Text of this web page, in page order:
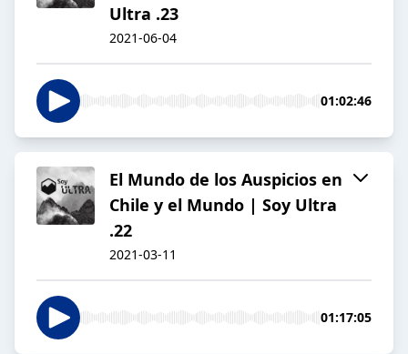
Ultra .23
2021-06-04
01:02:46
El Mundo de los Auspicios en
Chile y el Mundo | Soy Ultra
.22
2021-03-11
01:17:05